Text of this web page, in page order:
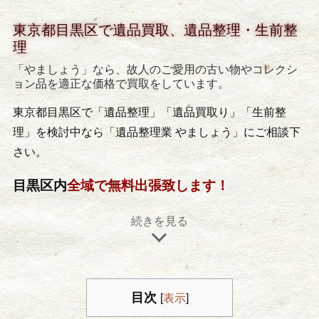
東京都目黒区で遺品買取、遺品整理・生前整
理
「やましょう」なら、故人のご愛用の古い物やコレクシ
ョン品を適正な価格で買取をしています。
東京都目黒区で「遺品整理」「遺品買取り」「生前整
理」を検討中なら「遺品整理業 やましょう」にご相談下
さい。
目黒区内全域で無料出張致します！
目次 [表示]